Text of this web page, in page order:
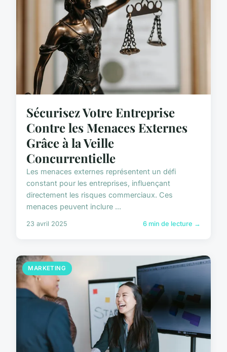
Sécurisez Votre Entreprise
Contre les Menaces Externes
Grâce à la Veille
Concurrentielle
Les menaces externes représentent un défi
constant pour les entreprises, influençant
directement les risques commerciaux. Ces
menaces peuvent inclure ...
23 avril 2025 6 min de lecture →
MARKETING